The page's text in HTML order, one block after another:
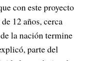
con este proyecto
12 años, cerca
la nación termine
parte del